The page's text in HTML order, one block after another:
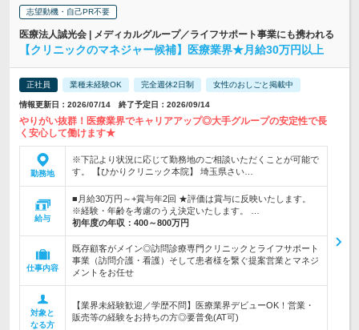
志望動機・自己PR不要
医療法人誠光会 | メディカルグループ／ライフサポート事業にも携われる
【クリニックのマネジャー候補】医療業界★月給30万円以上
正社員 業種未経験OK 完全週休2日制 女性のおしごと掲載中
情報更新日：2026/07/14 終了予定日：2026/09/14
やりがい抜群！医療業界でキャリアアップ◎大手グループの安定性で長
く安心して働けます★
勤務地
※下記より状況に応じて勤務地のご相談いただくことが可能で
す。 【ひかりクリニック本院】 埼玉県さい…
給与
■月給30万円～+賞与年2回 ★評価は賞与に反映いたします。
※経験・年齢を考慮のうえ決定いたします。 …
初年度の年収： 400～800万円
仕事内容
既存顧客がメイン◎訪問診療専門クリニックとライフサポート
事業（訪問介護・看護）そして患者様を繋ぐ提案営業とマネジ
メントをお任せ
対象と
なる方
【業界未経験歓迎／学歴不問】医療業界デビューOK！営業・
販売等の経験をお持ちの方◎要普免(AT可)